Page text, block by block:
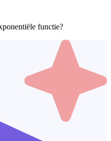
functie?